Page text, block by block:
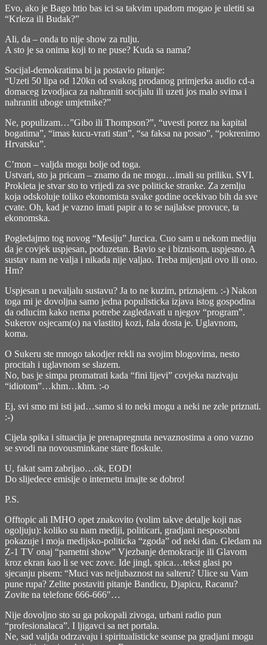
Evo, ako je Bago htio bas ici sa takvim upadom mogao je uletiti sa
“Krleza ili Budak?”
Ali, da – onda to nije show za rulju.
A sto je sa onima koji to ne puse? Kuda sa nama?
Socijal-demokratima bi ja postavio pitanje:
“Uzeti 50 lipa od 120kn od svakog prodanog primjerka audio cd-a
domaceg izvodjaca za nahraniti socijalu ili uzeti jos malo svima i
nahraniti uboge umjetnike?”
Ne, populizam…”Gibo ili Thompson?”, “uvesti porez na kapital
bogatima”, “imas kucu-vrati stan”, “sa faksa na posao”, “pokrenimo
Hrvatsku”.
C’mon – valjda mogu bolje od toga.
Ustvari, sto ja pricam – znamo da ne mogu…imali su priliku. SVI.
Prokleta je stvar sto to vrijedi za sve politicke stranke. Za zemlju
koja odskoluje toliko ekonomista svake godine ocekivao bih da sve
cvate. Oh, kad je vazno imati papir a to se najlakse provuce, ta
ekonomska.
Pogledajmo tog novog “Mesiju” Jurcica. Cuo sam u nekom mediju
da je covjek uspjesan, poduzetan. Bavio se i biznisom, uspjesno. A
sustav nam ne valja i nikada nije valjao. Treba mijenjati ovo ili ono.
Hm?
Uspjesan u nevaljalu sustavu? Ja to ne kuzim, priznajem. :-) Nakon
toga mi je dovoljna samo jedna populisticka izjava istog gospodina
da odlucim kako nema potrebe zagledavati u njegov “program”.
Sukerov osjecam(o) na vlastitoj kozi, fala dosta je. Uglavnom,
koma.
O Sukeru ste mnogo takodjer rekli na svojim blogovima, nesto
procitah i uglavnom se slazem.
No, bas je simpa promatrati kada “fini lijevi” covjeka nazivaju
“idiotom”…khm…khm. :-o
Ej, svi smo mi isti jad…samo si to neki mogu a neki ne zele priznati.
:-)
Cijela spika i situacija je prenapregnuta nevaznostima a ono vazno
se svodi na novousminkane stare floskule.
U, fakat sam zabrijao…ok, EOD!
Do slijedece emisije o internetu imajte se dobro!
P.S.
Offtopic ali IMHO opet znakovito (volim takve detalje koji nas
ogoljuju): koliko su nam mediji, politicari, gradjani nesposobni
pokazuje i moja medijsko-politicka “zgoda” od neki dan. Gledam na
Z-1 TV onaj “pametni show” Vjezbanje demokracije ili Glavom
kroz ekran kao li se vec zove. Ide jingl, spica…tekst glasi po
sjecanju pisem: “Muci vas neljubaznost na salteru? Ulice su Vam
pune rupa? Zelite postaviti pitanje Bandicu, Djapicu, Racanu?
Zovite na telefone 666-666″…
Nije dovoljno sto su ga pokopali zivoga, urbani radio pun
“profesionalaca”. I ljigavci sa net portala.
Ne, sad valjda odrzavaju i spiritualisticke seanse pa gradjani mogu